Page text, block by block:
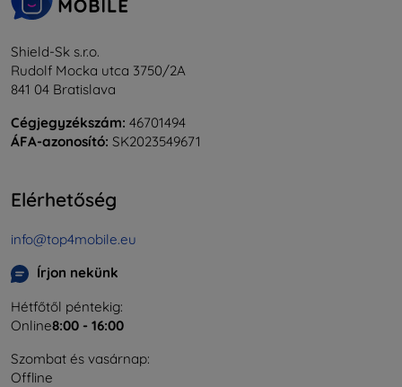
Shield-Sk s.r.o.
Rudolf Mocka utca 3750/2A
841 04 Bratislava
Cégjegyzékszám: 46701494
ÁFA-azonosító: SK2023549671
Elérhetőség
info@top4mobile.eu
Írjon nekünk
Hétfőtől péntekig:
Online8:00 - 16:00
Szombat és vasárnap:
Offline